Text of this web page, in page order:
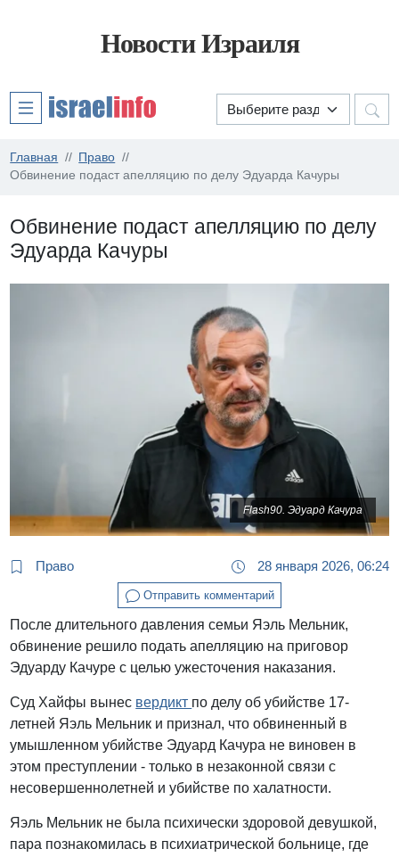
Новости Израиля
Главная
Право
Обвинение подаст апелляцию по делу Эдуарда Качуры
Обвинение подаст апелляцию по делу
Эдуарда Качуры
Flash90. Эдуард Качура
Право 28 января 2026, 06:24
Отправить комментарий
После длительного давления семьи Яэль Мельник,
обвинение решило подать апелляцию на приговор
Эдуарду Качуре с целью ужесточения наказания.
Суд Хайфы вынес вердикт по делу об убийстве 17-
летней Яэль Мельник и признал, что обвиненный в
умышленном убийстве Эдуард Качура не виновен в
этом преступлении - только в незаконной связи с
несовершеннолетней и убийстве по халатности.
Яэль Мельник не была психически здоровой девушкой,
пара познакомилась в психиатрической больнице, где